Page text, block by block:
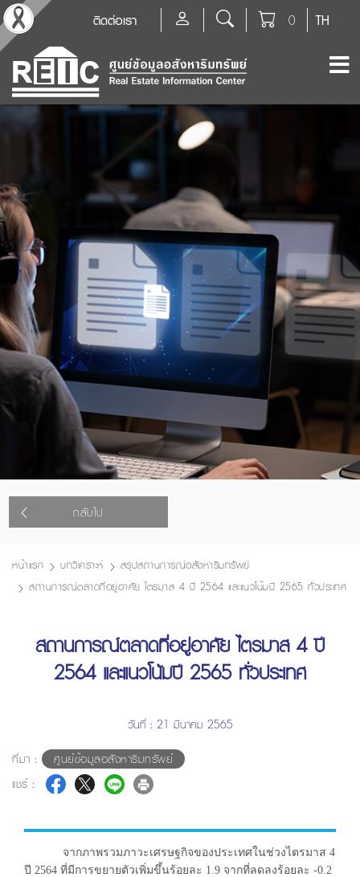
TH
0
ติดต่อเรา
กลับไป
หน้าแรก บทวิเคราะห์
สรุปสถานการณ์อสังหาริมทรัพย์
สถานการณ์ตลาดที่อยู่อาศัย ไตรมาส 4 ปี 2564 และแนวโน้มปี 2565 ทั่วประเทศ
สถานการณ์ตลาดที่อยู่อาศัย ไตรมาส 4 ปี
2564 และแนวโน้มปี 2565 ทั่วประเทศ
วันที่ : 21 มีนาคม 2565
ที่มา :
ศูนย์ข้อมูลอสังหาริมทรัพย์
แชร์ :
จากภาพรวมภาวะเศรษฐกิจของประเทศในช่วงไตรมาส 4
ปี 2564 ที่มีการขยายตัวเพิ่มขึ้นร้อยละ 1.9 จากที่ลดลงร้อยละ -0.2